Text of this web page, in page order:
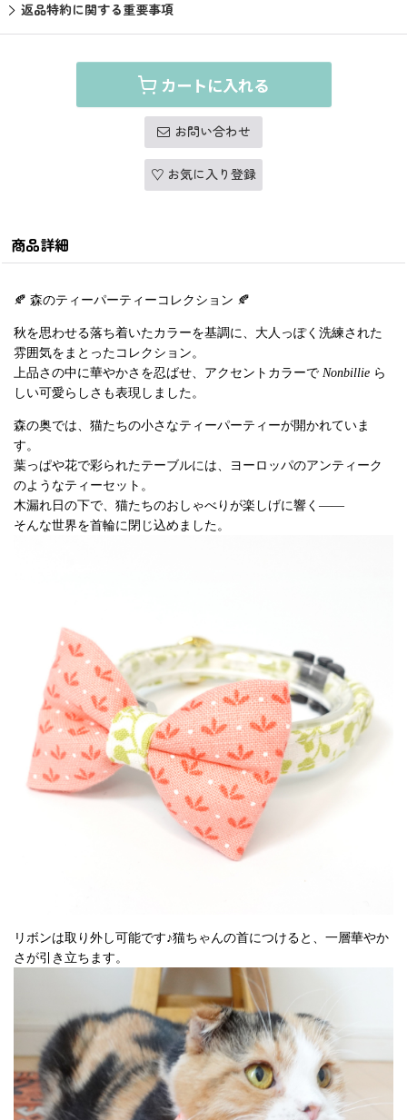
返品特約に関する重要事項
カートに入れる
お問い合わせ
お気に入り登録
商品詳細
🍂 森のティーパーティーコレクション 🍂
秋を思わせる落ち着いたカラーを基調に、大人っぽく洗練された
雰囲気をまとったコレクション。
上品さの中に華やかさを忍ばせ、アクセントカラーで Nonbillie ら
しい可愛らしさも表現しました。
森の奥では、猫たちの小さなティーパーティーが開かれていま
す。
葉っぱや花で彩られたテーブルには、ヨーロッパのアンティーク
のようなティーセット。
木漏れ日の下で、猫たちのおしゃべりが楽しげに響く――
そんな世界を首輪に閉じ込めました。
リボンは取り外し可能です♪猫ちゃんの首につけると、一層華やか
さが引き立ちます。